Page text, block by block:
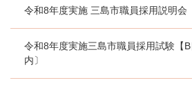
令和8年度実施 三島市職員採用説明会
令和8年度実施三島市職員採用試験【
内〕